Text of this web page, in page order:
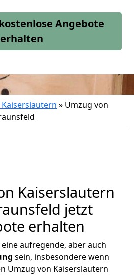
Angebote
erhalten
» Umzug von
Kaiserslautern
jetzt
erhalten
aufregende, aber auch
sein, insbesondere wenn
Umzug von Kaiserslautern